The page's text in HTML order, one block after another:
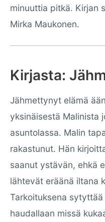
minuuttia pitkä. Kirjan
Mirka Maukonen.
Kirjasta:
Jähmettynyt elämä
yksinäisestä Malinista
asuntolassa. Malin
rakastunut. Hän
saanut ystävän, ehkä
lähtevät eräänä iltana
Tarkoituksena
haudallaan missä